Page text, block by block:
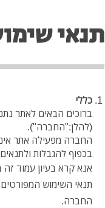
תנאי
כללי
ברוכים הבאים לאתר
(להלן:"החברה").
החברה מפעילה אתר
בכפוף להגבלות
אנא קרא בעיון עמוד
תנאי השימוש
החברה.